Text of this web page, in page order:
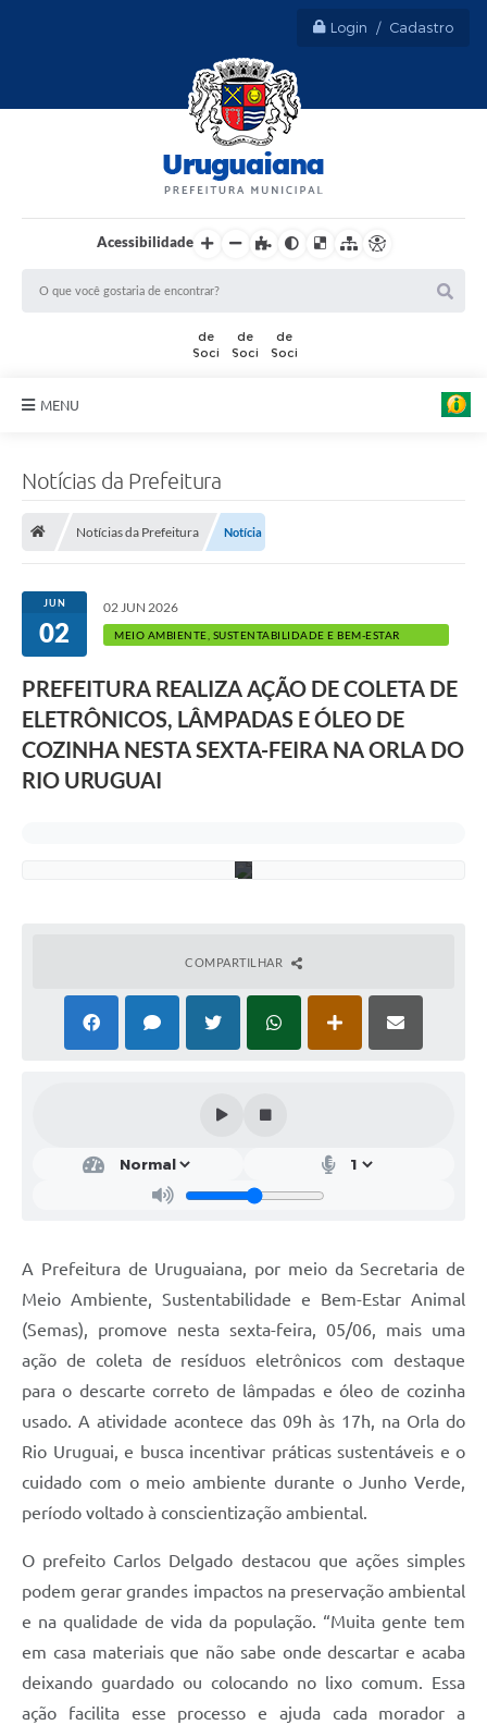
Login / Cadastro
Acessibilidade
MENU
Ouvidorias
Secretarias/Centrais
COVID-19
Prefeito Municipal
Cidadão Online: IPTU - alvará
SIM - Serviço de Inspeção Municipal
Vigilância Sanitária
COPIR - Coordenadoria de Promoção de Igualdade Racial
Contratos
Obras
Notícias
Galeria de Vídeos
Contas Públicas
Links
Notícias da Prefeitura
Notícias da Prefeitura Notícia
JUN
02
02 JUN 2026
MEIO AMBIENTE, SUSTENTABILIDADE E BEM-ESTAR
PREFEITURA REALIZA AÇÃO DE COLETA DE
ELETRÔNICOS, LÂMPADAS E ÓLEO DE
COZINHA NESTA SEXTA-FEIRA NA ORLA DO
RIO URUGUAI
e
p
a
T
h
a
í
s
COMPARTILHAR
A Prefeitura de Uruguaiana, por meio da Secretaria de
Meio Ambiente, Sustentabilidade e Bem-Estar Animal
(Semas), promove nesta sexta-feira, 05/06, mais uma
ação de coleta de resíduos eletrônicos com destaque
para o descarte correto de lâmpadas e óleo de cozinha
usado. A atividade acontece das 09h às 17h, na Orla do
Rio Uruguai, e busca incentivar práticas sustentáveis e o
cuidado com o meio ambiente durante o Junho Verde,
período voltado à conscientização ambiental.
O prefeito Carlos Delgado destacou que ações simples
podem gerar grandes impactos na preservação ambiental
e na qualidade de vida da população. “Muita gente tem
em casa materiais que não sabe onde descartar e acaba
deixando guardado ou colocando no lixo comum. Essa
ação facilita esse processo e ajuda cada morador a